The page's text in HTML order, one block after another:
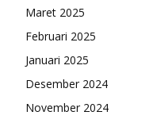
Maret 2025
Februari 2025
Januari 2025
Desember 2024
November 2024